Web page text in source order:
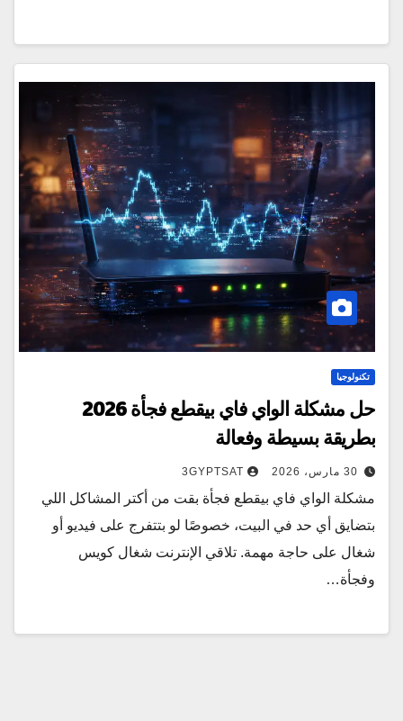
تكنولوجيا
حل مشكلة الواي فاي بيقطع فجأة 2026
بطريقة بسيطة وفعالة
30 مارس، 2026 3GYPTSAT
مشكلة الواي فاي بيقطع فجأة بقت من أكتر المشاكل اللي
بتضايق أي حد في البيت، خصوصًا لو بتتفرج على فيديو أو
شغال على حاجة مهمة. تلاقي الإنترنت شغال كويس
وفجأة…